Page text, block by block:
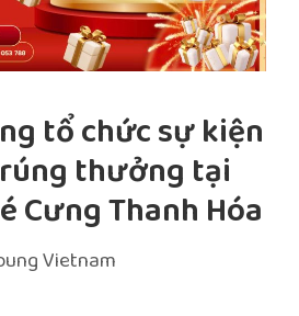
tổ chức sự kiện
thưởng tại
Cưng Thanh Hóa
Vietnam